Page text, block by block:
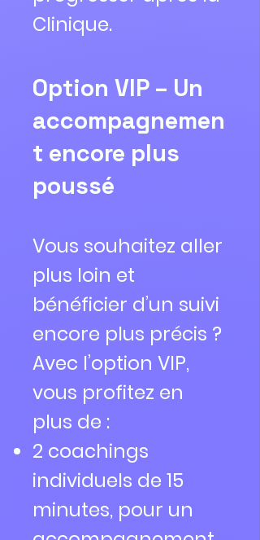
Clinique.
Option VIP – Un
accompagnemen
t encore plus
poussé
Vous souhaitez aller
plus loin et
bénéficier d’un suivi
encore plus précis ?
Avec l’option VIP,
vous profitez en
plus de :
2 coachings
individuels de 15
minutes, pour un